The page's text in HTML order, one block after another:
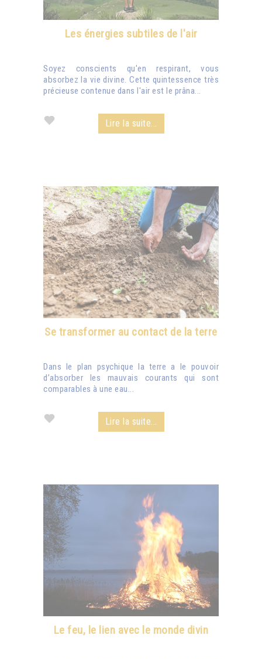
Les énergies subtiles de l'air
Soyez conscients qu'en respirant, vous
absorbez la vie divine. Cette quintessence très
précieuse contenue dans l'air est le prâna...
Lire la suite...
Se transformer au contact de la terre
Dans le plan psychique la terre a le pouvoir
d’absorber les mauvais courants qui sont
comparables à une eau...
Lire la suite...
Le feu, le lien avec le monde divin